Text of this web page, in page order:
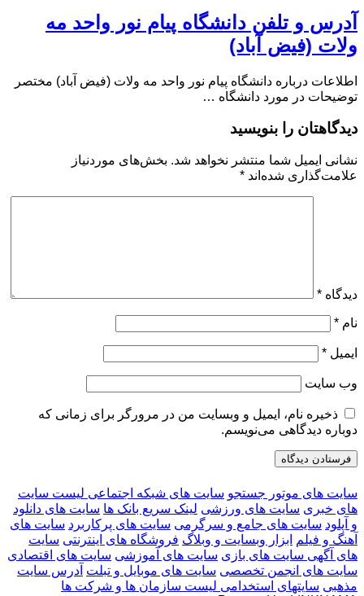
آدرس و تلفن دانشگاه پیام نور واحد مه
ولات (فیض آباد)
اطلاعات درباره دانشگاه پیام نور واحد مه ولات (فیض آباد) مختصر
توضیحات در مورد دانشگاه …
دیدگاهتان را بنویسید
نشانی ایمیل شما منتشر نخواهد شد. بخش‌های موردنیاز
علامت‌گذاری شده‌اند *
دیدگاه *
نام *
ایمیل *
وب‌ سایت
ذخیره نام، ایمیل و وبسایت من در مرورگر برای زمانی که
دوباره دیدگاهی می‌نویسم.
سایت های موتور جستجو سایت های شبکه اجتماعی لیست سایت
های خبری سایت های ورزشی لینک سریع بانک ها سایت های دانلود
و آپلود سایت های جامع و سرگرمی سایت های پرکاربرد سایت های
آهنگ و فیلم
ابزار وبسایت و وبلاگ فروشگاه های اینترنتی سایت
های آگهی سایت های بازی سایت های آموزشی سایت های اقتصادی
سایت های انجمن تخصصی سایت های موبایل و تبلت آدرس سایت
مذهبی سایتهای استخدامی لیست سازمان ها و شرکت ها